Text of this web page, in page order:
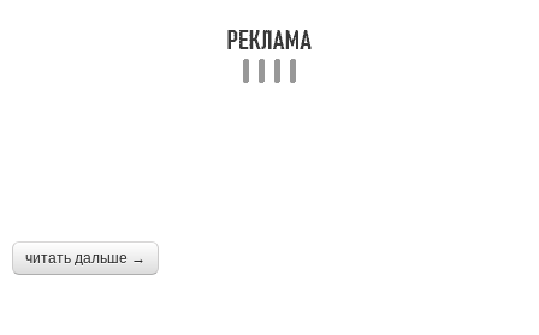
читать дальше →